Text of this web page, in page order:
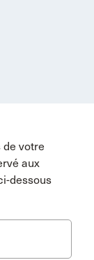
de votre
aux
dessous